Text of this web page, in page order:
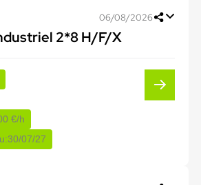
06/08/2026
2*8 H/F/X
€/h
30/07/27